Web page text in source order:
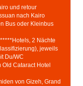
und retour
nach Kairo
Bus oder Kleinbus
2 Nächte
jeweils
Du/WC
Cataract Hotel
von Gizeh, Grand